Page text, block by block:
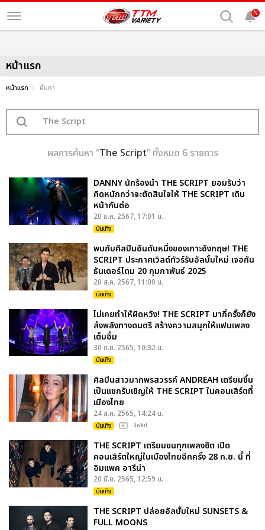
N
หน้าแรก
หน้าแรก ค้นหา
ผลการค้นหา “The Script” ทั้งหมด 6 รายการ
DANNY นักร้องนำ THE SCRIPT ยอมรับว่า
คิดหนักกว่าจะตัดสินใจให้ THE SCRIPT เดิน
หน้ากันต่อ
20 ธ.ค. 2567, 17:01 น.
บันเทิง
พบกับศิลปินอันดับหนึ่งของเกาะอังกฤษ! THE
SCRIPT ประกาศเวิลด์ทัวร์รับอัลบั้มใหม่ เจอกัน
ธันเดอร์โดม 20 กุมภาพันธ์ 2025
20 ส.ค. 2567, 11:00 น.
บันเทิง
ไม่เคยทำให้ผิดหวัง! THE SCRIPT มากี่ครั้งก็ยัง
ส่งพลังทางดนตรี สร้างความสนุกให้แฟนเพลง
เต็มอิ่ม
30 ก.ย. 2565, 10:32 น.
บันเทิง
ศิลปินสาวมากพรสวรรค์ ANDREAH เตรียมขึ้น
เป็นแขกรับเชิญให้ THE SCRIPT ในคอนเสิร์ตที่
เมืองไทย
24 ส.ค. 2565, 14:24 น.
บันเทิง : มีคลิป
THE SCRIPT เตรียมขนทุกเพลงฮิต เปิด
คอนเสิร์ตใหญ่ในเมืองไทยอีกครั้ง 28 ก.ย. นี้ ที่
อิมแพค อารีน่า
20 มิ.ย. 2565, 12:59 น.
บันเทิง
THE SCRIPT ปล่อยอัลบั้มใหม่ SUNSETS &
FULL MOONS